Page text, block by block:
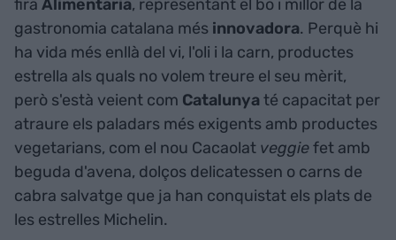
fira Alimentaria, representant el bo i millor de la
gastronomia catalana més innovadora. Perquè hi
ha vida més enllà del vi, l'oli i la carn, productes
estrella als quals no volem treure el seu mèrit,
però s'està veient com Catalunyaté capacitat per
atraure els paladars més exigents amb productes
vegetarians, com el nou Cacaolat veggiefet amb
beguda d'avena, dolços delicatessen o carns de
cabra salvatge que ja han conquistat els plats de
les estrelles Michelin.